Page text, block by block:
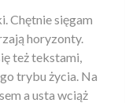
Chętnie sięgam
horyzonty.
też tekstami,
trybu życia. Na
a usta wciąż